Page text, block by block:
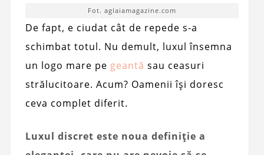
Fot. aglaiamagazine.com
De fapt, e ciudat cât de repede s-a
schimbat totul. Nu demult, luxul însemna
un logo mare pe geantă sau ceasuri
strălucitoare. Acum? Oamenii își doresc
ceva complet diferit.
Luxul discret este noua definiție a